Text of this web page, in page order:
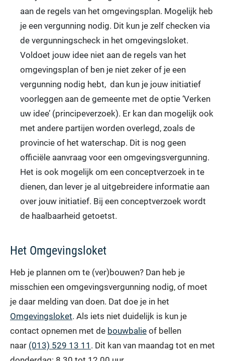
aan de regels van het omgevingsplan. Mogelijk heb
je een vergunning nodig. Dit kun je zelf checken via
de vergunningscheck in het omgevingsloket.
Voldoet jouw idee niet aan de regels van het
omgevingsplan of ben je niet zeker of je een
vergunning nodig hebt, dan kun je jouw initiatief
voorleggen aan de gemeente met de optie ‘Verken
uw idee’ (principeverzoek). Er kan dan mogelijk ook
met andere partijen worden overlegd, zoals de
provincie of het waterschap. Dit is nog geen
officiële aanvraag voor een omgevingsvergunning.
Het is ook mogelijk om een conceptverzoek in te
dienen, dan lever je al uitgebreidere informatie aan
over jouw initiatief. Bij een conceptverzoek wordt
de haalbaarheid getoetst.
Het Omgevingsloket
Heb je plannen om te (ver)bouwen? Dan heb je
misschien een omgevingsvergunning nodig, of moet
je daar melding van doen. Dat doe je in het
Omgevingsloket. Als iets niet duidelijk is kun je
contact opnemen met de bouwbalie of bellen
naar (013) 529 13 11 . Dit kan van maandag tot en met